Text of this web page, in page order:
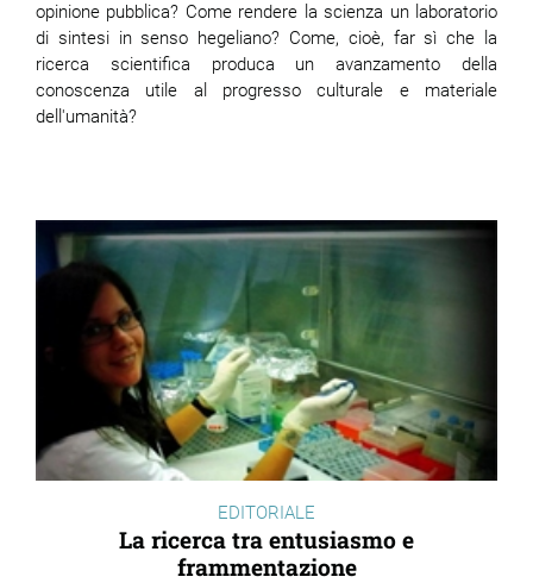
opinione pubblica? Come rendere la scienza un laboratorio
di sintesi in senso hegeliano? Come, cioè, far sì che la
ricerca scientifica produca un avanzamento della
conoscenza utile al progresso culturale e materiale
dell'umanità?
EDITORIALE
La ricerca tra entusiasmo e
frammentazione